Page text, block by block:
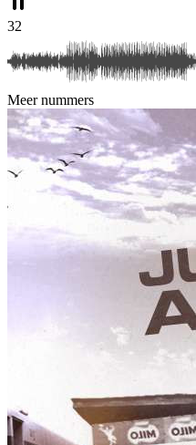
32
Meer nummers